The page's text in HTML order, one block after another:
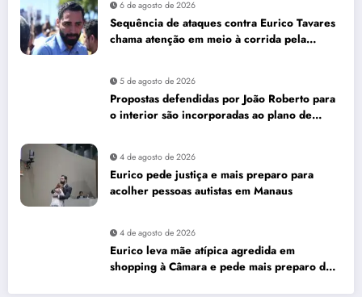
6 de agosto de 2026
Sequência de ataques contra Eurico Tavares
chama atenção em meio à corrida pela
5 de agosto de 2026
Propostas defendidas por João Roberto para
o interior são incorporadas ao plano de
4 de agosto de 2026
Eurico pede justiça e mais preparo para
acolher pessoas autistas em Manaus
4 de agosto de 2026
Eurico leva mãe atípica agredida em
shopping à Câmara e pede mais preparo dos